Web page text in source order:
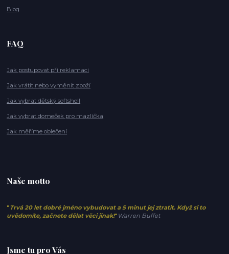
Blog
FAQ
Jak postupovat při reklamaci
Jak vrátit nebo vyměnit zboží
Jak vybrat dětský softshell
Jak vybrat domeček pro mazlíčka
Jak měříme oblečení
Naše motto
" Trvá 20 let dobré jméno vybudovat a 5 minut jej ztratit. Když si to
uvědomíte, začnete dělat věci jinak!" Warren Buffet
Jsme tu pro Vás